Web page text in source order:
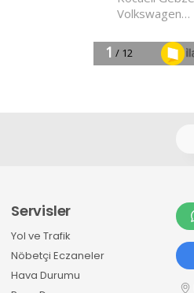
Servisler
Yol ve Trafik
Nöbetçi Eczaneler
Hava Durumu